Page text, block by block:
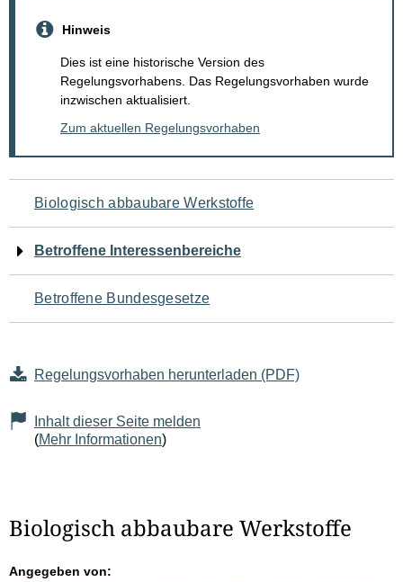
Hinweis
Dies ist eine historische Version des
Regelungsvorhabens. Das Regelungsvorhaben wurde
inzwischen aktualisiert.
Zum aktuellen Regelungsvorhaben
Navigation
für
den
Seiteninhalt
Biologisch abbaubare Werkstoffe
Betroffene Interessenbereiche
Betroffene Bundesgesetze
Regelungsvorhaben herunterladen (PDF)
Inhalt dieser Seite melden
(Mehr Informationen)
Biologisch abbaubare Werkstoffe
Angegeben von: